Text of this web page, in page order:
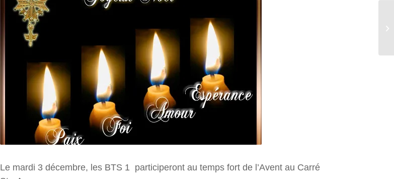
Le mardi 3 décembre, les BTS 1 participeront au temps fort de l’Avent au Carré